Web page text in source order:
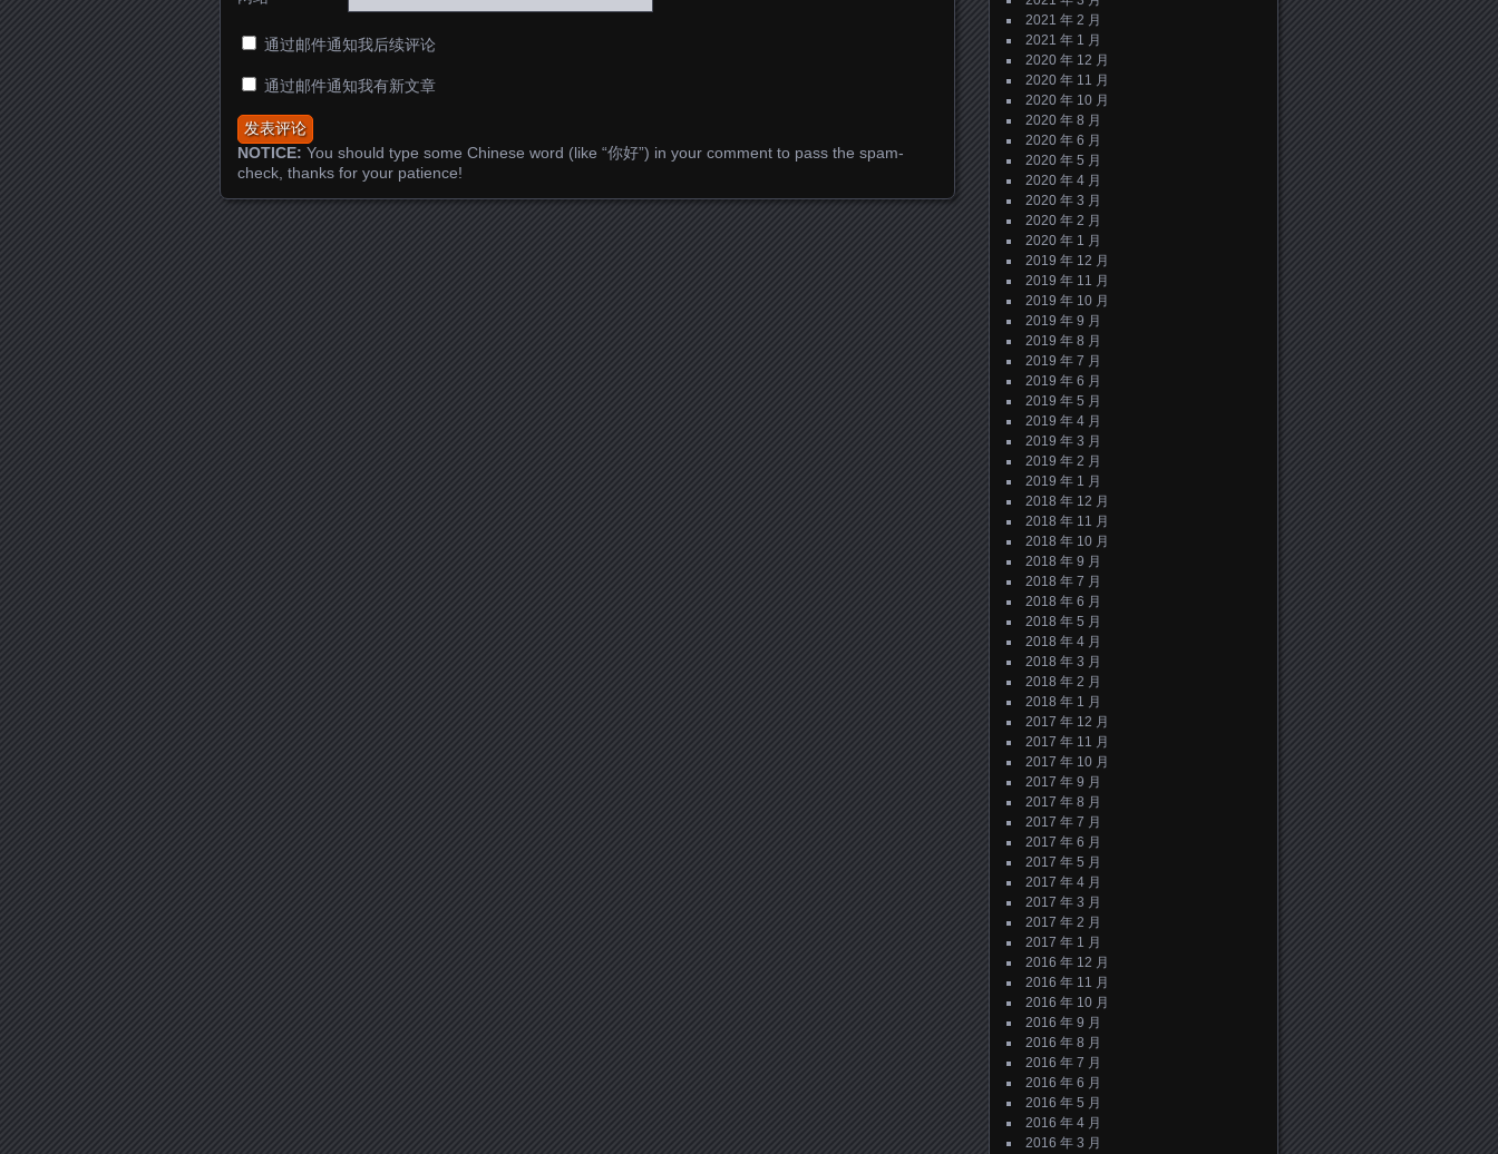
通过邮件通知我后续评论
通过邮件通知我有新文章
NOTICE: You should type some Chinese word (like “你好”) in your comment to pass the spam-
check, thanks for your patience!
2021 年 2 月
2021 年 1 月
2020 年 12 月
2020 年 11 月
2020 年 10 月
2020 年 8 月
2020 年 6 月
2020 年 5 月
2020 年 4 月
2020 年 3 月
2020 年 2 月
2020 年 1 月
2019 年 12 月
2019 年 11 月
2019 年 10 月
2019 年 9 月
2019 年 8 月
2019 年 7 月
2019 年 6 月
2019 年 5 月
2019 年 4 月
2019 年 3 月
2019 年 2 月
2019 年 1 月
2018 年 12 月
2018 年 11 月
2018 年 10 月
2018 年 9 月
2018 年 7 月
2018 年 6 月
2018 年 5 月
2018 年 4 月
2018 年 3 月
2018 年 2 月
2018 年 1 月
2017 年 12 月
2017 年 11 月
2017 年 10 月
2017 年 9 月
2017 年 8 月
2017 年 7 月
2017 年 6 月
2017 年 5 月
2017 年 4 月
2017 年 3 月
2017 年 2 月
2017 年 1 月
2016 年 12 月
2016 年 11 月
2016 年 10 月
2016 年 9 月
2016 年 8 月
2016 年 7 月
2016 年 6 月
2016 年 5 月
2016 年 4 月
2016 年 3 月